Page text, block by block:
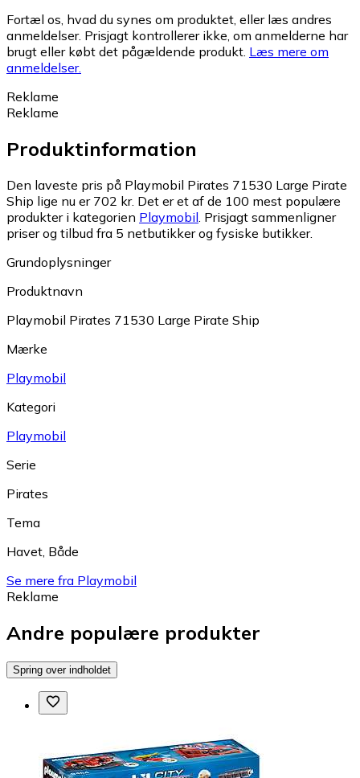
Fortæl os, hvad du synes om produktet, eller læs andres
anmeldelser. Prisjagt kontrollerer ikke, om anmelderne har
brugt eller købt det pågældende produkt. Læs mere om
anmeldelser.
Reklame
Reklame
Produktinformation
Den laveste pris på Playmobil Pirates 71530 Large Pirate
Ship lige nu er 702 kr. Det er et af de 100 mest populære
produkter i kategorien Playmobil. Prisjagt sammenligner
priser og tilbud fra 5 netbutikker og fysiske butikker.
Grundoplysninger
Produktnavn
Playmobil Pirates 71530 Large Pirate Ship
Mærke
Playmobil
Kategori
Playmobil
Serie
Pirates
Tema
Havet, Både
Se mere fra Playmobil
Reklame
Andre populære produkter
Spring over indholdet